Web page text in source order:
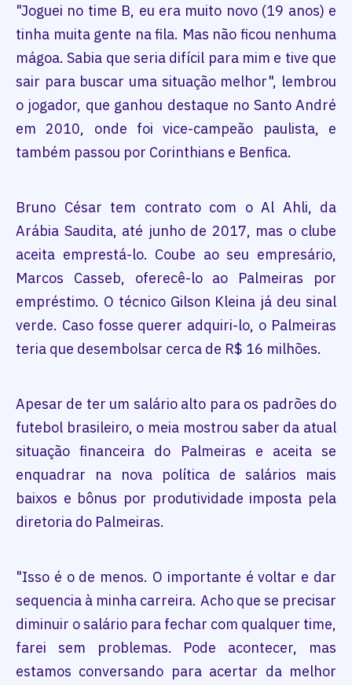
"Joguei no time B, eu era muito novo (19 anos) e
tinha muita gente na fila. Mas não ficou nenhuma
mágoa. Sabia que seria difícil para mim e tive que
sair para buscar uma situação melhor", lembrou
o jogador, que ganhou destaque no Santo André
em 2010, onde foi vice-campeão paulista, e
também passou por Corinthians e Benfica.
Bruno César tem contrato com o Al Ahli, da
Arábia Saudita, até junho de 2017, mas o clube
aceita emprestá-lo. Coube ao seu empresário,
Marcos Casseb, oferecê-lo ao Palmeiras por
empréstimo. O técnico Gilson Kleina já deu sinal
verde. Caso fosse querer adquiri-lo, o Palmeiras
teria que desembolsar cerca de R$ 16 milhões.
Apesar de ter um salário alto para os padrões do
futebol brasileiro, o meia mostrou saber da atual
situação financeira do Palmeiras e aceita se
enquadrar na nova política de salários mais
baixos e bônus por produtividade imposta pela
diretoria do Palmeiras.
"Isso é o de menos. O importante é voltar e dar
sequencia à minha carreira. Acho que se precisar
diminuir o salário para fechar com qualquer time,
farei sem problemas. Pode acontecer, mas
estamos conversando para acertar da melhor